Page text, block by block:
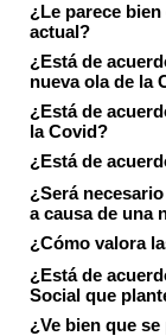
¿Le parece
actual?
¿Está de
nueva ola de la
¿Está de
la Covid?
¿Está de
¿Será
a causa de una
¿Cómo valora
¿Está de
Social que
¿Ve bien que